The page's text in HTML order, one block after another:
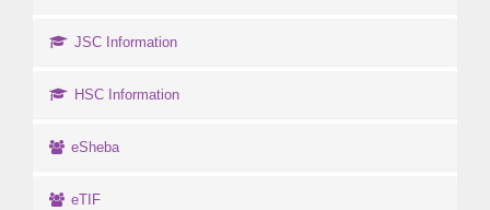
JSC Information
HSC Information
eSheba
eTIF